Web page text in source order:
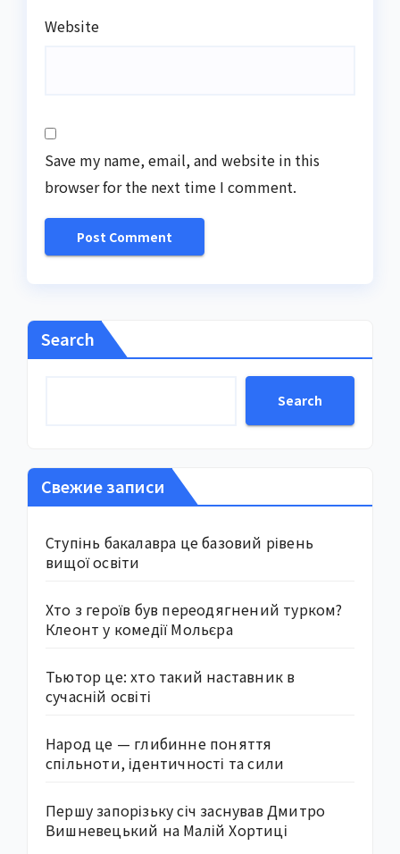
Website
Save my name, email, and website in this
browser for the next time I comment.
Search
Search
Свежие записи
Ступінь бакалавра це базовий рівень
вищої освіти
Хто з героїв був переодягнений турком?
Клеонт у комедії Мольєра
Тьютор це: хто такий наставник в
сучасній освіті
Народ це — глибинне поняття
спільноти, ідентичності та сили
Першу запорізьку січ заснував Дмитро
Вишневецький на Малій Хортиці